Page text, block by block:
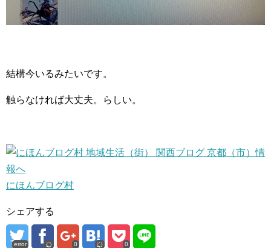
結構今いるみたいです。
触らなければ大丈夫。らしい。
にほんブログ村
シェアする
error 0 0